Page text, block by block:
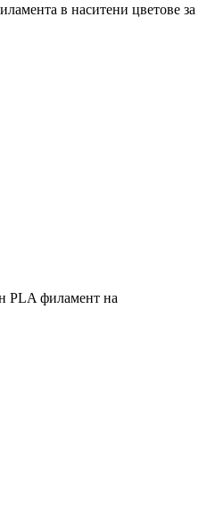
в наситени цветове за
PLA филамент на